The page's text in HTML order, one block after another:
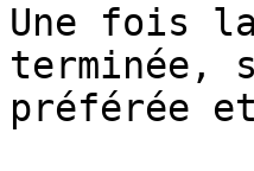
Une fois
terminée,
préférée